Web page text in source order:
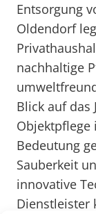
Entsorgung
Oldendorf
nachhaltige
Blick auf das
Objektpflege
Bedeutung
Sauberkeit
innovative
Dienstleister